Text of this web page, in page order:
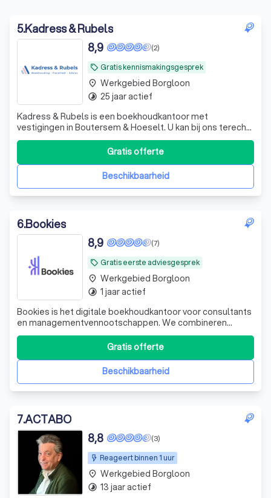
5.Kadress & Rubels
local_offer Gratis kennismakingsgesprek
(2)
8,9
Kadress & Rubels is een boekhoudkantoor met
vestigingen in Boutersem & Hoeselt. U kan bij ons terecht
voor al uw fiscale en boekhoudkundige vragen. Onze
focus als kantoor ligt op een vlotte en duidelijke
communicatie met de klant. Met meer dan 20 jaar ervaring
op de teller weten we dat één van de g
Beschikbaarheid
Gratis offerte
place Werkgebied Borgloon
timelapse 25 jaar actief
6.Bookies
local_offer Gratis eerste adviesgesprek
(7)
8,9
Bookies is het digitale boekhoudkantoor voor consultants
en managementvennootschappen. We combineren
jarenlange ervaring met gebruiksvriendelijke online tools,
zodat je cijfers altijd up-to-date zijn.
Beschikbaarheid
Gratis offerte
place Werkgebied Borgloon
timelapse 1 jaar actief
7.ACTABO
Reageert binnen 1 uur
(3)
8,8
place Werkgebied Borgloon
timelapse 13 jaar actief